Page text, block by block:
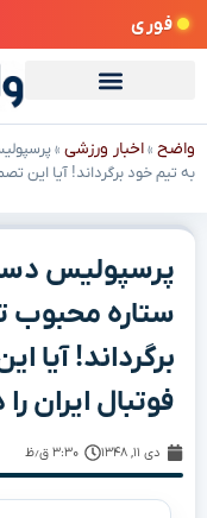
فوری
واضح »اخبار ورزشی »
به تیم خود برگرداند! آیا این
پرسپولیس
ستاره محبوب
برگرداند! آیا
فوتبال ایران
دی ۱۱, ۱۳۴۸ ۳:۳۰ ق٫ظ